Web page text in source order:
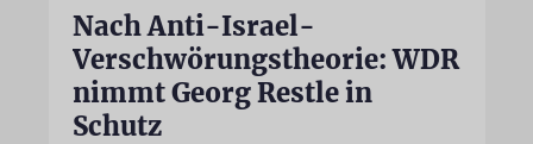
Nach Anti-Israel-
Verschwörungstheorie: WDR
nimmt Georg Restle in
Schutz